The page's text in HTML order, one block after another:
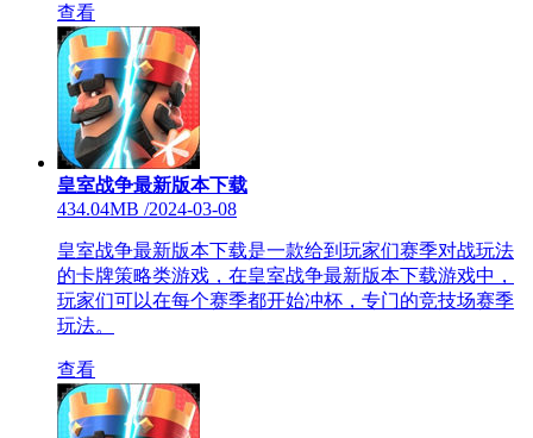
查看
皇室战争最新版本下载
434.04MB /2024-03-08
皇室战争最新版本下载是一款给到玩家们赛季对战玩法
的卡牌策略类游戏，在皇室战争最新版本下载游戏中，
玩家们可以在每个赛季都开始冲杯，专门的竞技场赛季
玩法。
查看